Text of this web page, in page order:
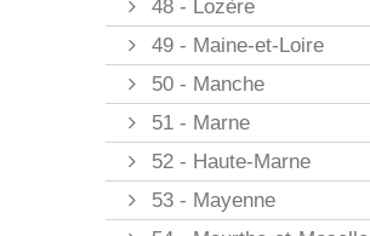
48 - Lozère
49 - Maine-et-Loire
50 - Manche
51 - Marne
52 - Haute-Marne
53 - Mayenne